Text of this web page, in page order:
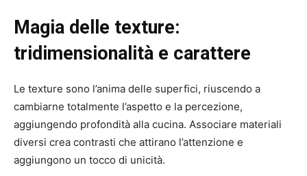
Magia delle texture:
tridimensionalità e carattere
Le texture sono l’anima delle superfici, riuscendo a
cambiarne totalmente l’aspetto e la percezione,
aggiungendo profondità alla cucina. Associare materiali
diversi crea contrasti che attirano l’attenzione e
aggiungono un tocco di unicità.